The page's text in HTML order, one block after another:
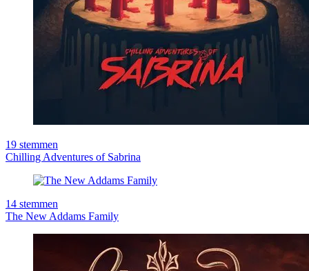
19 stemmen
Chilling Adventures of Sabrina
14 stemmen
The New Addams Family